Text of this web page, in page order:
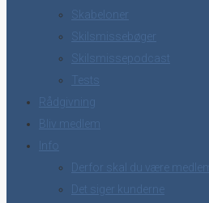
Skabeloner
Skilsmissebøger
Skilsmissepodcast
Tests
Rådgivning
Bliv medlem
Info
Derfor skal du være medlem
Det siger kunderne